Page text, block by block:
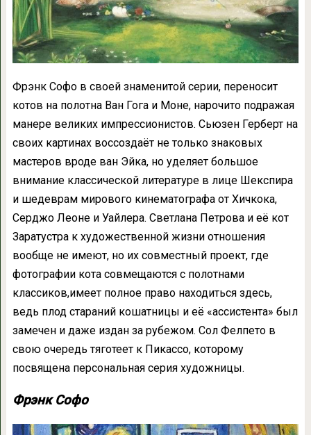
Фрэнк Софо в своей знаменитой серии, переносит
котов на полотна Ван Гога и Моне, нарочито подражая
манере великих импрессионистов. Сьюзен Герберт на
своих картинах воссоздаёт не только знаковых
мастеров вроде ван Эйка, но уделяет большое
внимание классической литературе в лице Шекспира
и шедеврам мирового кинематографа от Хичкока,
Серджо Леоне и Уайлера. Светлана Петрова и её кот
Заратустра к художественной жизни отношения
вообще не имеют, но их совместный проект, где
фотографии кота совмещаются с полотнами
классиков,имеет полное право находиться здесь,
ведь плод стараний кошатницы и её «ассистента» был
замечен и даже издан за рубежом. Сол Фелпето в
свою очередь тяготеет к Пикассо, которому
посвящена персональная серия художницы.
Фрэнк Софо